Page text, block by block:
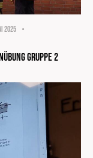
2025
Gruppe 2